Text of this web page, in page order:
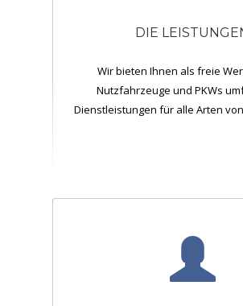
DIE
Wir bieten Ihnen als freie
Nutzfahrzeuge und PKWs
Dienstleistungen für alle Arten